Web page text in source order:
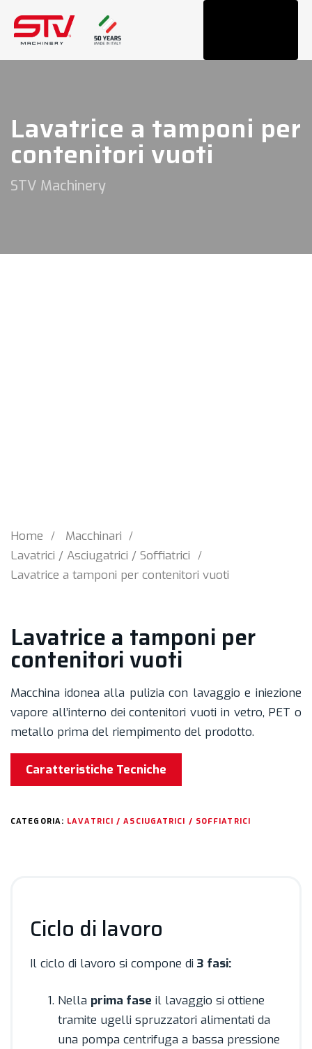
Lavatrice a tamponi per
contenitori vuoti
STV Machinery
Home
Macchinari
Lavatrici / Asciugatrici / Soffiatrici
Lavatrice a tamponi per contenitori vuoti
Lavatrice a tamponi per
contenitori vuoti
Macchina idonea alla pulizia con lavaggio e iniezione
vapore all’interno dei contenitori vuoti in vetro, PET o
metallo prima del riempimento del prodotto.
Caratteristiche Tecniche
CATEGORIA: LAVATRICI / ASCIUGATRICI / SOFFIATRICI
Ciclo di lavoro
Il ciclo di lavoro si compone di 3 fasi:
Nella prima fase il lavaggio si ottiene
tramite ugelli spruzzatori alimentati da
una pompa centrifuga a bassa pressione